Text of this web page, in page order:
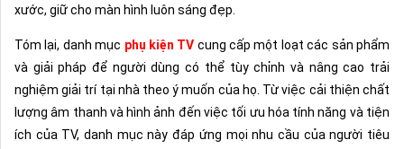
xước, giữ cho màn hình luôn sáng đẹp.
Tóm lại, danh mục phụ kiện TV cung cấp một loạt các sản phẩm
và giải pháp để người dùng có thể tùy chỉnh và nâng cao trải
nghiệm giải trí tại nhà theo ý muốn của họ. Từ việc cải thiện chất
lượng âm thanh và hình ảnh đến việc tối ưu hóa tính năng và tiện
ích của TV, danh mục này đáp ứng mọi nhu cầu của người tiêu